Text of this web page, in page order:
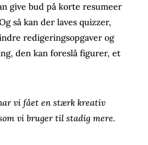
give bud på korte resumeer
så kan der laves quizzer,
redigeringsopgaver og
den kan foreslå figurer, et
vi fået en stærk kreativ
vi bruger til stadig mere.